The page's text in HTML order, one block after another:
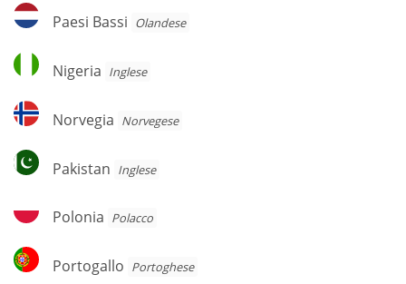
Paesi
Bassi
Paesi Bassi Olandese
Nigeria
Nigeria Inglese
Norvegia
Norvegia Norvegese
Pakistan
Pakistan Inglese
Polonia
Polonia Polacco
Portogallo
Portogallo Portoghese